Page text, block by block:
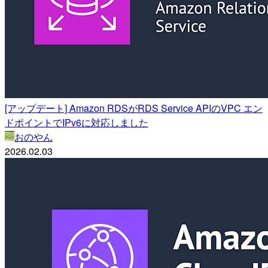
[アップデート] Amazon RDSがRDS Service APIのVPC エン
ドポイントでIPv6に対応しました
おのやん
2026.02.03